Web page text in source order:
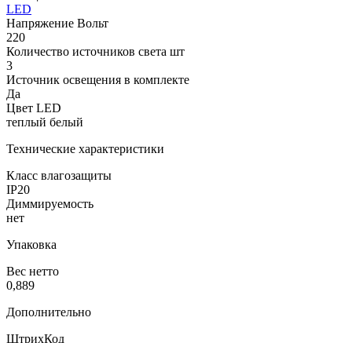
LED
Напряжение Вольт
220
Количество источников света шт
3
Источник освещения в комплекте
Да
Цвет LED
теплый белый
Технические характеристики
Класс влагозащиты
IP20
Диммируемость
нет
Упаковка
Вес нетто
0,889
Дополнительно
ШтрихКод